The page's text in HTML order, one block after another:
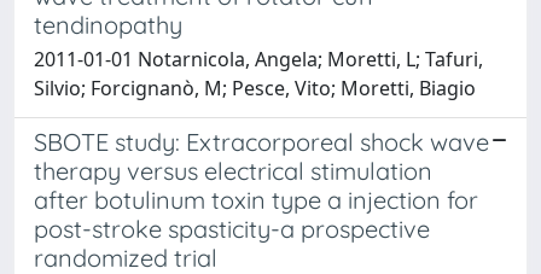
tendinopathy
2011-01-01 Notarnicola, Angela; Moretti, L; Tafuri,
Silvio; Forcignanò, M; Pesce, Vito; Moretti, Biagio
SBOTE study: Extracorporeal shock wave
therapy versus electrical stimulation
after botulinum toxin type a injection for
post-stroke spasticity-a prospective
randomized trial